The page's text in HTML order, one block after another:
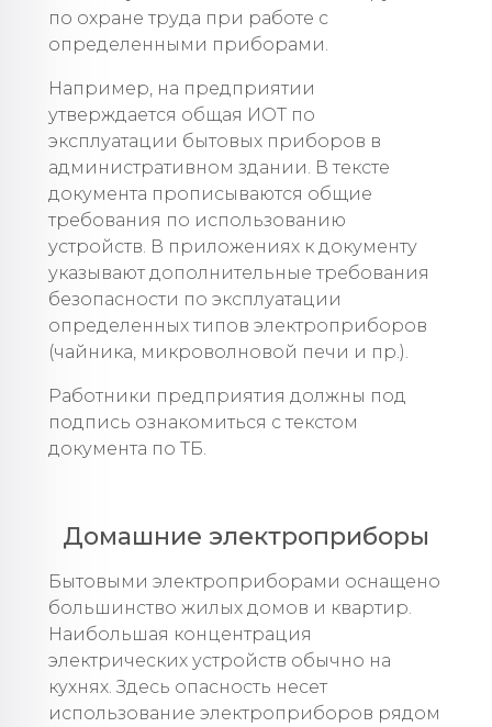
по охране труда при работе с
определенными приборами.
Например, на предприятии
утверждается общая ИОТ по
эксплуатации бытовых приборов в
административном здании. В тексте
документа прописываются общие
требования по использованию
устройств. В приложениях к документу
указывают дополнительные требования
безопасности по эксплуатации
определенных типов электроприборов
(чайника, микроволновой печи и пр.).
Работники предприятия должны под
подпись ознакомиться с текстом
документа по ТБ.
Домашние электроприборы
Бытовыми электроприборами оснащено
большинство жилых домов и квартир.
Наибольшая концентрация
электрических устройств обычно на
кухнях. Здесь опасность несет
использование электроприборов рядом